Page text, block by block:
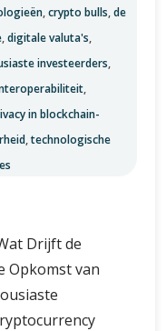
,crypto bulls,de
,digitale valuta's,
investeerders,
,
in blockchain-
,technologische
Drijft de
Opkomst van